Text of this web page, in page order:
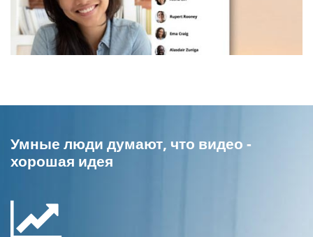
Умные люди думают, что видео -
хорошая идея